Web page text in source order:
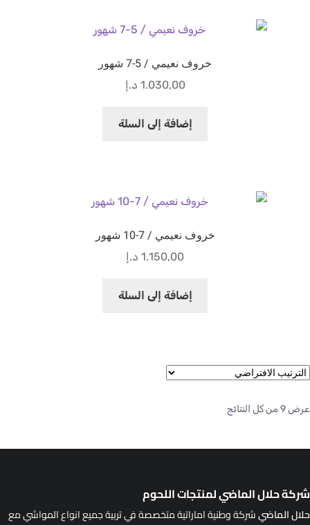
خروف نعيمي / 5-7 شهور
1.030,00 د.إ
إضافة إلى السلة
خروف نعيمي / 7-10 شهور
1.150,00 د.إ
إضافة إلى السلة
⁦9⁩ من كل النتائج
حلال الماضي لمنتجات اللحوم
الماضيشركة وطنية اماراتية متخصصة في تربية جميع انواع المواشي مع